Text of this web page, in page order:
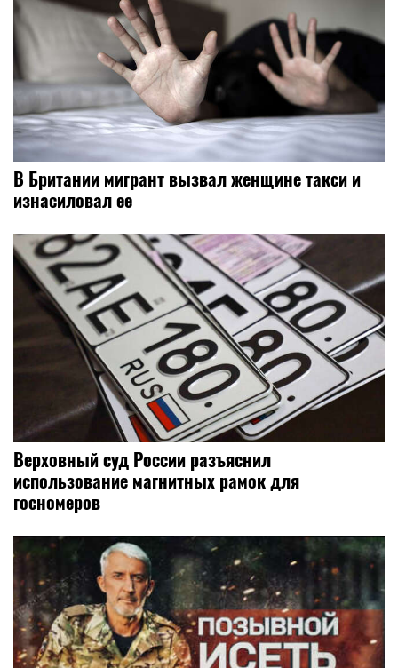
В Британии мигрант вызвал женщине такси и
изнасиловал ее
Верховный суд России разъяснил
использование магнитных рамок для
госномеров